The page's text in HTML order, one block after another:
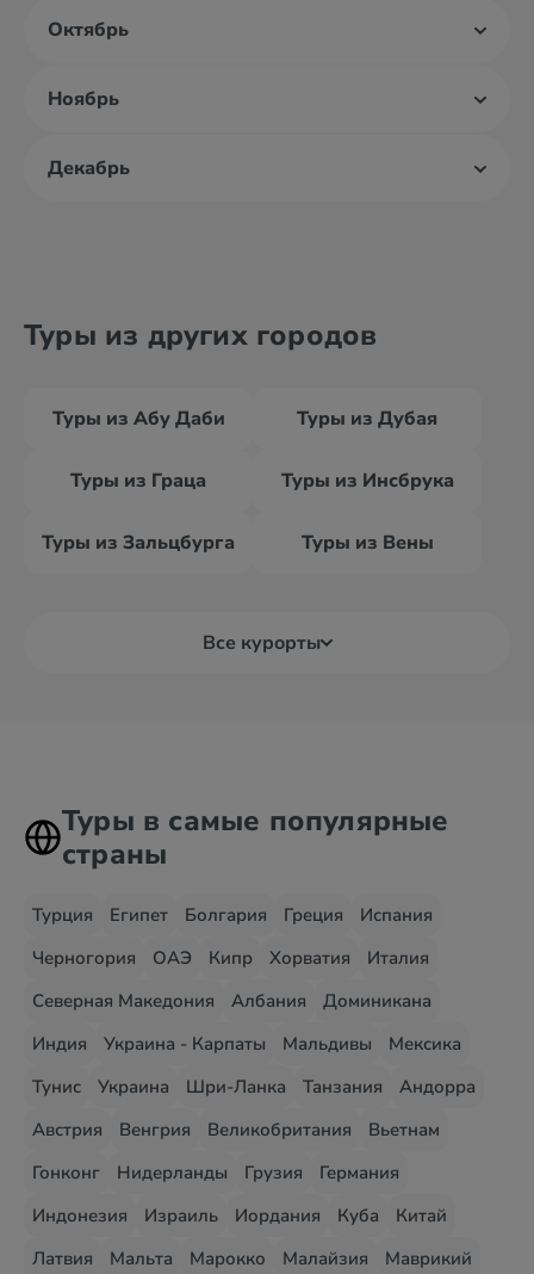
Октябрь
Ноябрь
Декабрь
Туры из других городов
Туры из Абу Даби Туры из Дубая
Туры из Граца Туры из Инсбрука
Туры из Зальцбурга Туры из Вены
Все курорты
Туры в самые популярные
страны
Турция Египет Болгария Греция
Испания
Черногория
ОАЭ Кипр Хорватия
Италия
Северная Македония
Албания
Доминикана
Индия
Украина - Карпаты Мальдивы
Мексика
Тунис
Украина Шри-Ланка Танзания
Андорра
Австрия
Венгрия Великобритания
Вьетнам
Гонконг
Нидерланды Грузия
Германия
Индонезия
Израиль Иордания Куба
Китай
Латвия
Мальта Марокко Малайзия Маврикий